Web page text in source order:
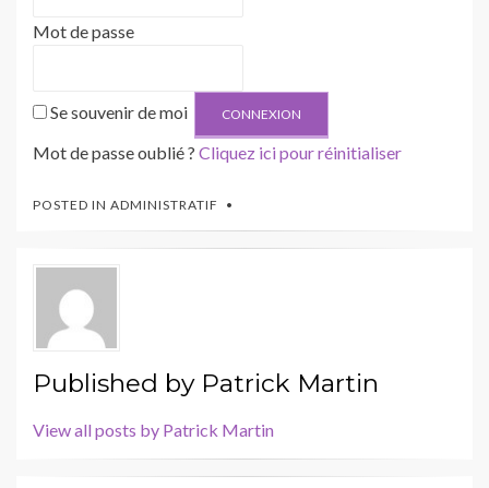
Mot de passe
Se souvenir de moi
Mot de passe oublié ? Cliquez ici pour réinitialiser
POSTED IN ADMINISTRATIF
Published by Patrick Martin
View all posts by Patrick Martin